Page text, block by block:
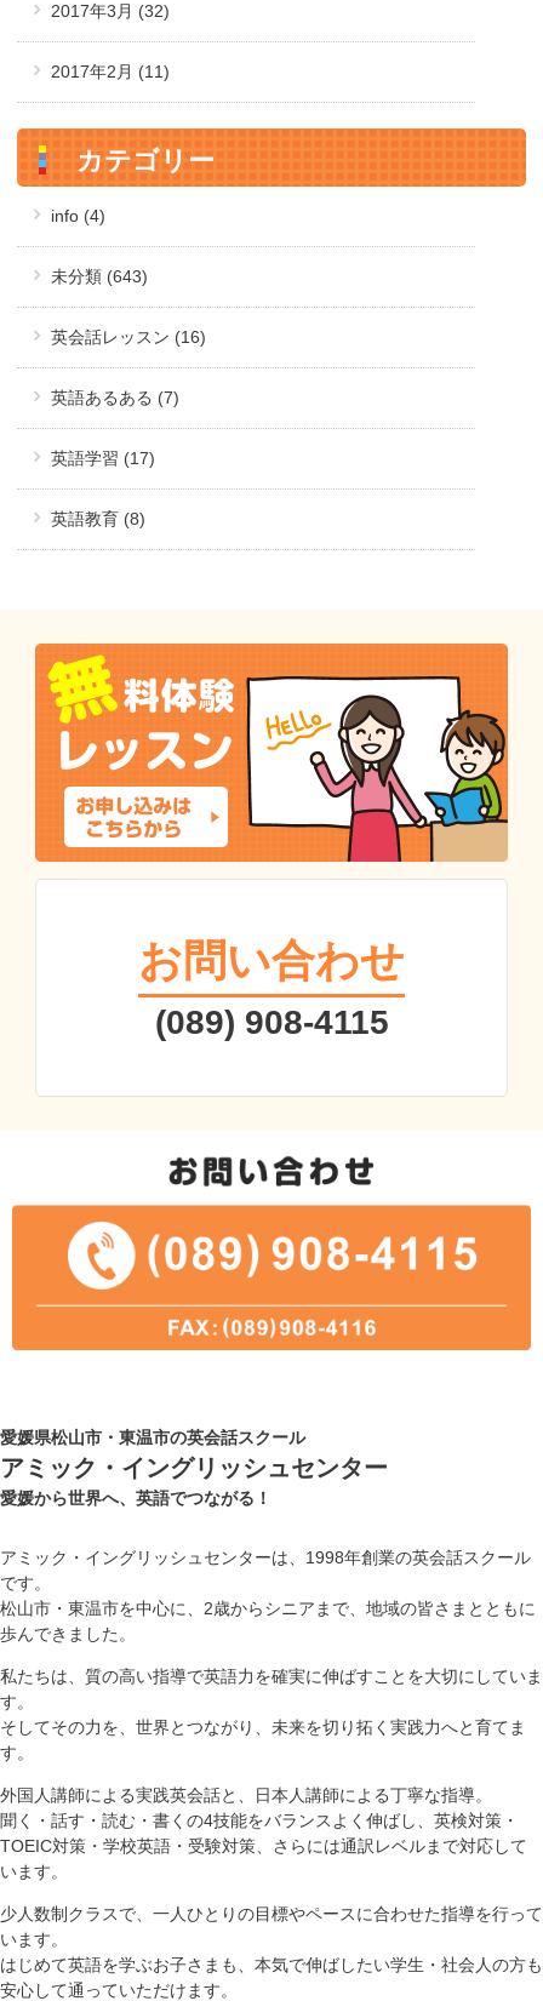
2017年3月 (32)
2017年2月 (11)
カテゴリー
info (4)
未分類 (643)
英会話レッスン (16)
英語あるある (7)
英語学習 (17)
英語教育 (8)
お問い合わせ
(089) 908-4115
愛媛県松山市・東温市の英会話スクール
アミック・イングリッシュセンター
愛媛から世界へ、英語でつながる！
アミック・イングリッシュセンターは、1998年創業の英会話スクール
です。
松山市・東温市を中心に、2歳からシニアまで、地域の皆さまとともに
歩んできました。
私たちは、質の高い指導で英語力を確実に伸ばすことを大切にしていま
す。
そしてその力を、世界とつながり、未来を切り拓く実践力へと育てま
す。
外国人講師による実践英会話と、日本人講師による丁寧な指導。
聞く・話す・読む・書くの4技能をバランスよく伸ばし、英検対策・
TOEIC対策・学校英語・受験対策、さらには通訳レベルまで対応して
います。
少人数制クラスで、一人ひとりの目標やペースに合わせた指導を行って
います。
はじめて英語を学ぶお子さまも、本気で伸ばしたい学生・社会人の方も
安心して通っていただけます。